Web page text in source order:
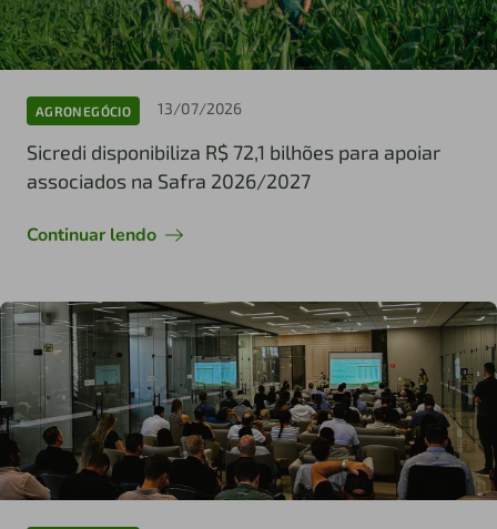
AGRONEGÓCIO 13/07/2026
Sicredi disponibiliza R$ 72,1 bilhões para apoiar
associados na Safra 2026/2027
Continuar lendo